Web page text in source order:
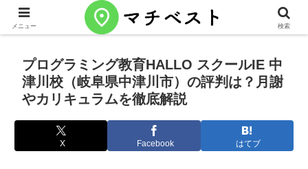
プログラミング教育HALLO スクールIE 中
津川校（岐阜県中津川市）の評判は？月謝
やカリキュラムを徹底解説
X Facebook はてブ
メニュー 検索